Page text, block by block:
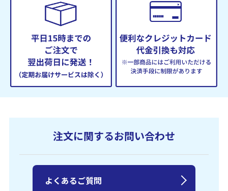
注文に関するお問い合わせ
よくあるご質問